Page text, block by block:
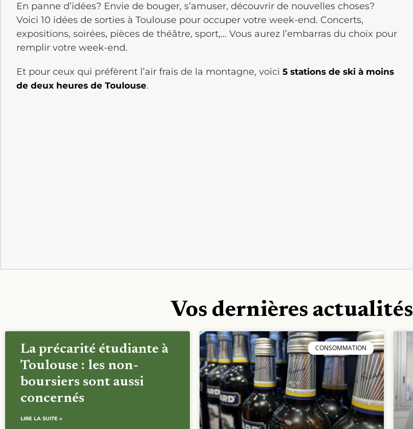
En panne d’idées? Envie de bouger, s’amuser, découvrir de nouvelles choses?
Voici 10 idées de sorties à Toulouse pour occuper votre week-end. Concerts,
expositions, soirées, pièces de théâtre, sport,… Vous aurez l’embarras du choix pour
remplir votre week-end.
Et pour ceux qui préfèrent l’air frais de la montagne, voici 5 stations de ski à moins
de deux heures de Toulouse.
Vos dernières actualités
La précarité étudiante à
Toulouse : les non-
boursiers sont aussi
concernés
LIRE LA SUITE »
CONSOMMATION